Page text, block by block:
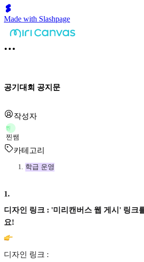
Made with Slashpage
공기대회 공지문
작성자
찐
찐쌤
카테고리
학급 운영
1.
디자인 링크 : '미리캔버스 웹 게시' 링크
요!
디자인 링크 :